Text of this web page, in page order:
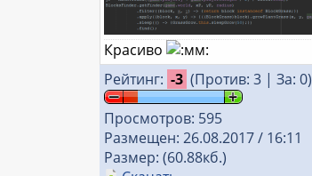
Красиво
Рейтинг: -3 (Против: 3 | За: 0)
Просмотров: 595
Размещен: 26.08.2017 / 16:11
Размер: (60.88кб.)